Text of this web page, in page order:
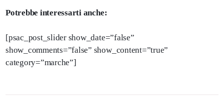
Potrebbe interessarti anche:
[psac_post_slider show_date=”false”
show_comments=”false” show_content=”true”
category=”marche”]